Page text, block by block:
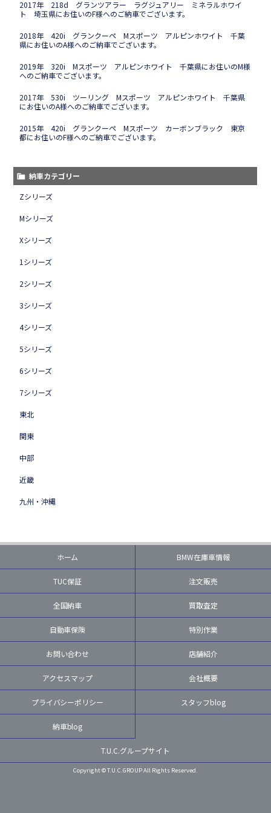
2017年 218d グランツアラー ラグジュアリー ミネラルホワイ
ト 埼玉県にお住いのF様へのご納車でございます。
2018年 420i グランクーペ Mスポーツ アルピンホワイト 千葉
県にお住いのA様へのご納車でございます。
2019年 320i Mスポーツ アルピンホワイト 千葉県にお住いのM様
へのご納車でございます。
2017年 530i ツーリング Mスポーツ アルピンホワイト 千葉県
にお住いのA様へのご納車でございます。
2015年 420i グランクーペ Mスポーツ カーボンブラック 東京
都にお住いのF様へのご納車でございます。
納車カテゴリー
Zシリーズ
Mシリーズ
Xシリーズ
1シリーズ
2シリーズ
3シリーズ
4シリーズ
5シリーズ
6シリーズ
7シリーズ
東北
関東
中部
近畿
九州・沖縄
ホーム BMW在庫車情報
TUC保証 注文販売
全国納車 買取査定
自動車保険 特別作業
お問い合わせ 店舗紹介
アクセスマップ 会社概要
プライバシーポリシー スタッフblog
納車blog
T.U.C.グループサイト
Copyright © T.U.C.GROUP All Rights Reserved.